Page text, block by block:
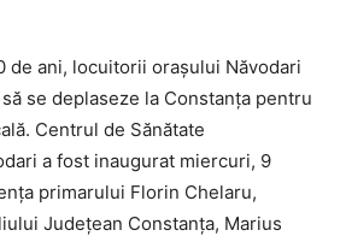
de ani, locuitorii orașului Năvodari
se deplaseze la Constanța pentru
Centrul de Sănătate
a fost inaugurat miercuri, 9
primarului Florin Chelaru,
Județean Constanța, Marius